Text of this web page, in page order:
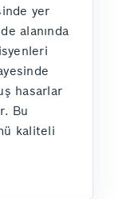
yer
alanında
hasarlar
Bu
kaliteli